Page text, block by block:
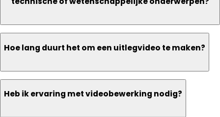
Hoe lang duurt het om een uitlegvideo te maken?
Heb ik ervaring met videobewerking nodig?